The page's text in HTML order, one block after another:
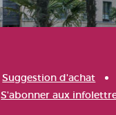
Suggestion d'achat
S'abonner aux